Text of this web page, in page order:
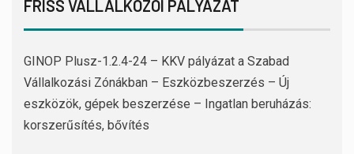
FRISS VÁLLALKOZÓI PÁLYÁZAT
GINOP Plusz-1.2.4-24 – KKV pályázat a Szabad
Vállalkozási Zónákban – Eszközbeszerzés – Új
eszközök, gépek beszerzése – Ingatlan beruházás:
korszerűsítés, bővítés